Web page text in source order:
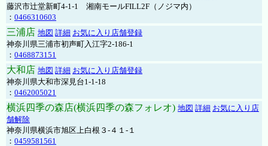
藤沢市辻堂新町4-1-1 湘南モールFILL2F（ノジマ内）
： 0466310603
三浦店 地図 詳細 お気に入り店舗登録
神奈川県三浦市初声町入江字2-186-1
： 0468873151
大和店 地図 詳細 お気に入り店舗登録
神奈川県大和市深見台1-1-18
： 0462005021
横浜四季の森店(横浜四季の森フォレオ) 地図 詳細 お気に入り店
舗解除
神奈川県横浜市旭区上白根３-４１-１
： 0459581561